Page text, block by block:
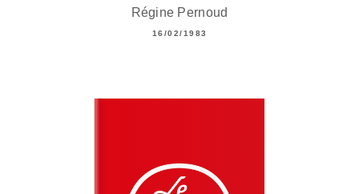
Régine Pernoud
16/02/1983